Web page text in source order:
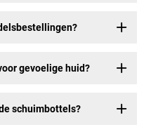
gevoelige huid?
schuimbottels?